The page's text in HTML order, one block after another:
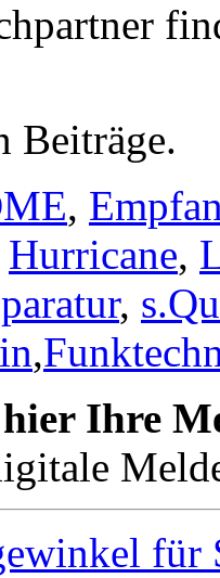
Beiträge.
,
Hurricane,
,
,
hier Ihre
für